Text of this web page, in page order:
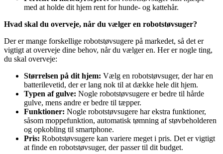
med at holde dit hjem rent for hunde- og kattehår.
Hvad skal du overveje, når du vælger en robotstøvsuger?
Der er mange forskellige robotstøvsugere på markedet, så det er
vigtigt at overveje dine behov, når du vælger en. Her er nogle ting,
du skal overveje:
Størrelsen på dit hjem: Vælg en robotstøvsuger, der har en
batterilevetid, der er lang nok til at dække hele dit hjem.
Typen af gulve: Nogle robotstøvsugere er bedre til hårde
gulve, mens andre er bedre til tæpper.
Funktioner: Nogle robotstøvsugere har ekstra funktioner,
såsom moppefunktion, automatisk tømning af støvbeholderen
og opkobling til smartphone.
Pris: Robotstøvsugere kan variere meget i pris. Det er vigtigt
at finde en robotstøvsuger, der passer til dit budget.